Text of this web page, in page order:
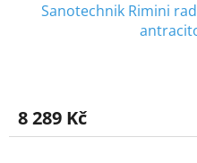
Sanotechnik Rimini
8 289 Kč